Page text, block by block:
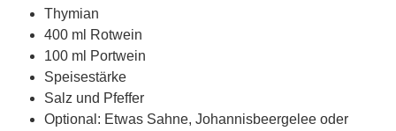
Thymian
400 ml Rotwein
100 ml Portwein
Speisestärke
Salz und Pfeffer
Optional: Etwas Sahne, Johannisbeergelee oder